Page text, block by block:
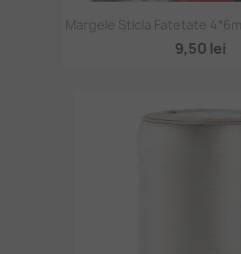
Margele Sticla Fatetate
9,50 lei